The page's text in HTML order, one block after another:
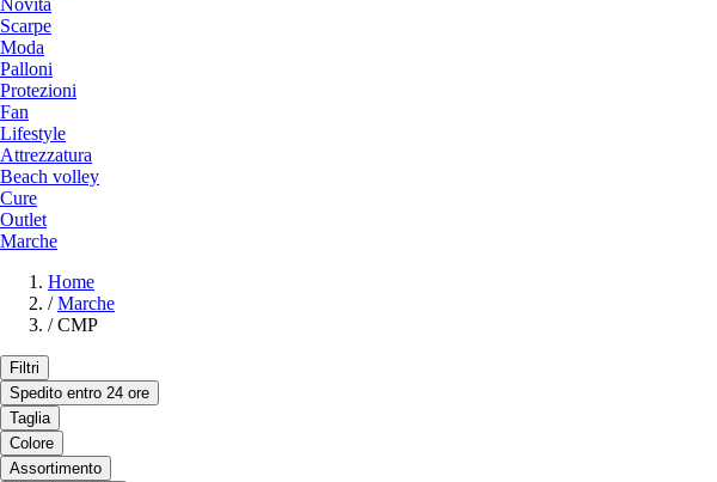
Novità
Scarpe
Moda
Palloni
Protezioni
Fan
Lifestyle
Attrezzatura
Beach volley
Cure
Outlet
Marche
Home
/ Marche
/ CMP
Filtri
Spedito entro 24 ore
Taglia
Colore
Assortimento